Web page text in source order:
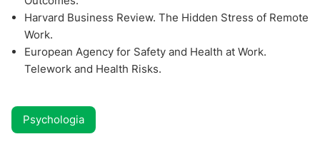
Harvard Business Review. The Hidden Stress of Remote
Work.
European Agency for Safety and Health at Work.
Telework and Health Risks.
Psychologia